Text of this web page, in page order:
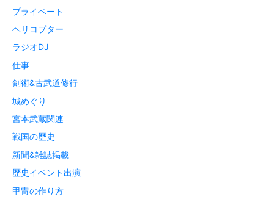
プライベート
ヘリコプター
ラジオDJ
仕事
剣術&古武道修行
城めぐり
宮本武蔵関連
戦国の歴史
新聞&雑誌掲載
歴史イベント出演
甲冑の作り方